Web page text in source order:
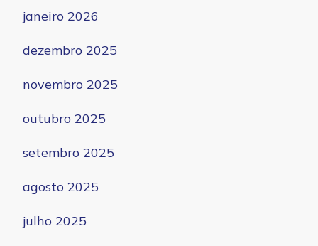
janeiro 2026
dezembro 2025
novembro 2025
outubro 2025
setembro 2025
agosto 2025
julho 2025